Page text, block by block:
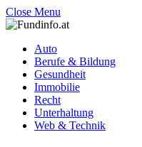
Close Menu
Auto
Berufe & Bildung
Gesundheit
Immobilie
Recht
Unterhaltung
Web & Technik